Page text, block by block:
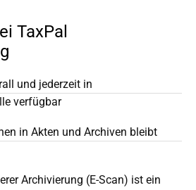
TaxPal
und jederzeit in
verfügbar
in Akten und Archiven bleibt
Archivierung (E-Scan) ist ein